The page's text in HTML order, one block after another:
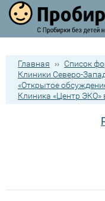
Главная ›› Список
Клиники Северо-
«Открытое
Клиника «Центр ЭКО»